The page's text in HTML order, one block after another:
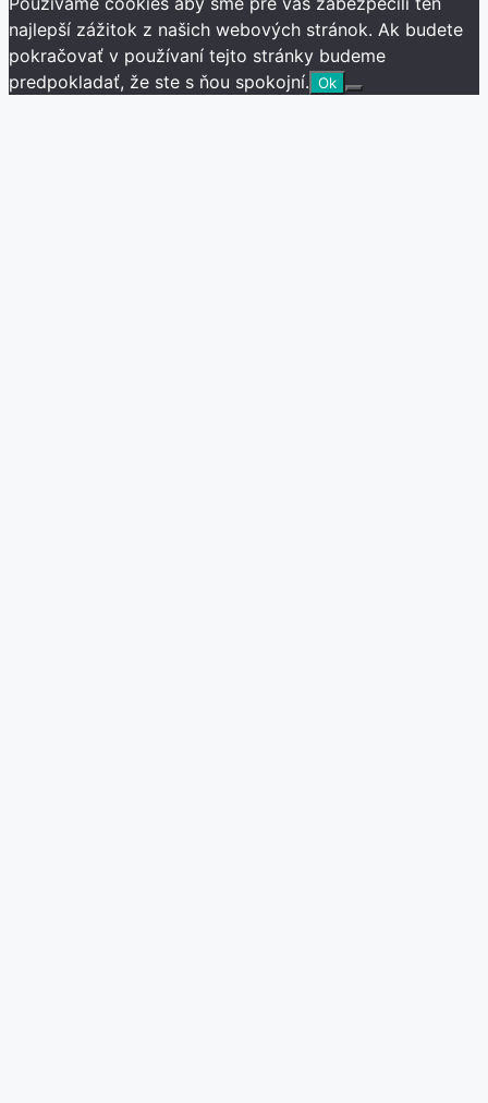
najlepší zážitok z našich webových stránok. Ak budete
pokračovať v používaní tejto stránky budeme
predpokladať, že ste s ňou spokojní. Ok